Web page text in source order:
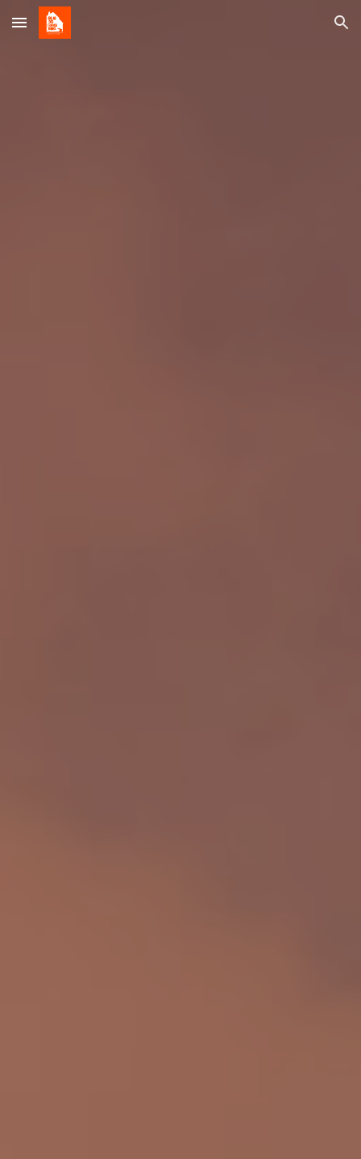
Skip to main content Skip to navigation